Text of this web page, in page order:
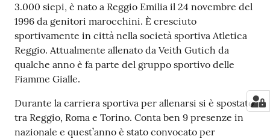
3.000 siepi, è nato a Reggio Emilia il 24 novembre del
1996 da genitori marocchini. È cresciuto
sportivamente in città nella società sportiva Atletica
Reggio. Attualmente allenato da Veith Gutich da
qualche anno è fa parte del gruppo sportivo delle
Fiamme Gialle.
Durante la carriera sportiva per allenarsi si è spostato
tra Reggio, Roma e Torino. Conta ben 9 presenze in
nazionale e quest’anno è stato convocato per